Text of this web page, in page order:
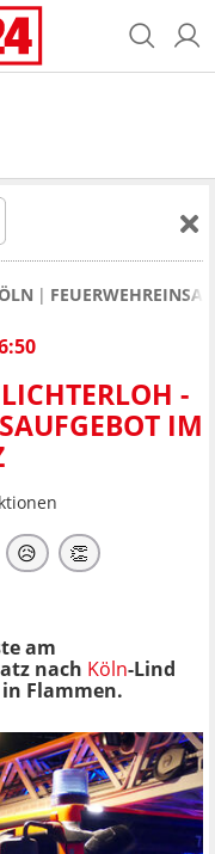
-
IM E
😥 👏
am
nach Köln-Lind
Flammen.